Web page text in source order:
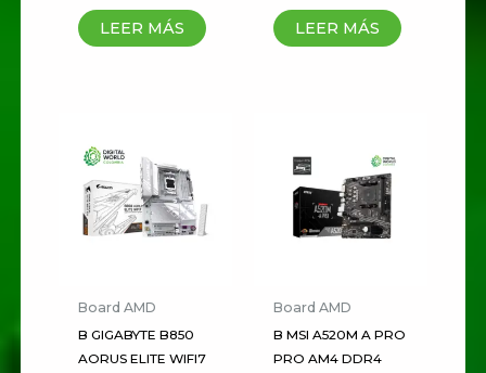
puntuación
Nombre*
Correo electrónico
LEER MÁS LEER MÁS
Board AMD
B GIGABYTE B850
AORUS ELITE WIFI7
Board AMD
B MSI A520M A PRO
PRO AM4 DDR4